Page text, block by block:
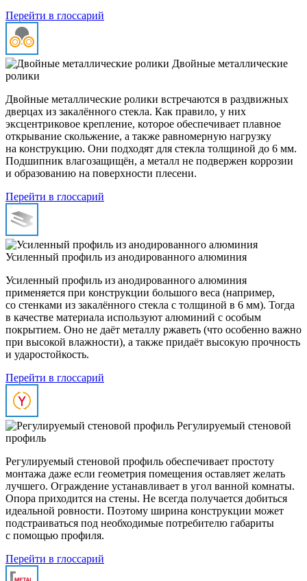
Перейти в глоссарий
Двойные металлические
ролики
Двойные металлические ролики встречаются в раздвижных
дверцах из закалённого стекла. Как правило, у них
эксцентриковое крепление, которое обеспечивает плавное
открывание скольжение, а также равномерную нагрузку
на конструкцию. Они подходят для стекла толщиной до 6 мм.
Подшипник влагозащищён, а металл не подвержен коррозии
и образованию на поверхности плесени.
Перейти в глоссарий
Усиленный профиль из анодированного алюминия
Усиленный профиль из анодированного алюминия
применяется при конструкции большого веса (например,
со стенками из закалённого стекла с толщиной в 6 мм). Тогда
в качестве материала используют алюминий с особым
покрытием. Оно не даёт металлу ржаветь (что особенно важно
при высокой влажности), а также придаёт высокую прочность
и ударостойкость.
Перейти в глоссарий
Регулируемый стеновой
профиль
Регулируемый стеновой профиль обеспечивает простоту
монтажа даже если геометрия помещения оставляет желать
лучшего. Ограждение устанавливает в угол ванной комнаты.
Опора приходится на стены. Не всегда получается добиться
идеальной ровности. Поэтому ширина конструкции может
подстраиваться под необходимые потребителю габариты
с помощью профиля.
Перейти в глоссарий